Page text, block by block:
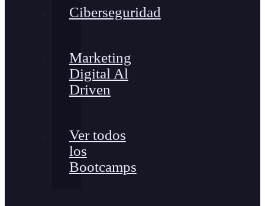
Ciberseguridad
Marketing
Digital Al
Driven
Ver todos
los
Bootcamps